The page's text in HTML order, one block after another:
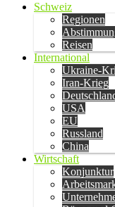
Schweiz
Regionen
Reisen
International
Ukraine-
Iran-Krieg
USA
EU
Russland
China
Wirtschaft
Konjunktur